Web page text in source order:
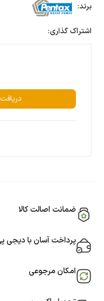
برند:
اشتراک گذاری:
ضمانت اصالت کالا
پرداخت آسان با دیجی
امکان مرجوعی